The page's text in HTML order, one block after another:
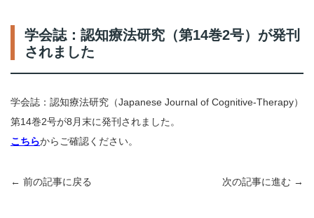
学会誌：認知療法研究（第14巻2号）が発刊
されました
学会誌：認知療法研究（Japanese Journal of Cognitive-Therapy）
第14巻2号が8月末に発刊されました。
こちらからご確認ください。
← 前の記事に戻る 次の記事に進む →